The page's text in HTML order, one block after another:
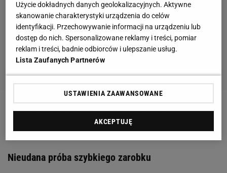
Zobacz wideo"Furman" z Lecha Poznań
triumfatorem Ekstraklasa Games
Nieudana próba szybkiego zarobku
Użycie dokładnych danych geolokalizacyjnych. Aktywne
skanowanie charakterystyki urządzenia do celów
identyfikacji. Przechowywanie informacji na urządzeniu lub
dostęp do nich. Spersonalizowane reklamy i treści, pomiar
reklam i treści, badnie odbiorców i ulepszanie usług.
Lista Zaufanych Partnerów
USTAWIENIA ZAAWANSOWANE
AKCEPTUJĘ